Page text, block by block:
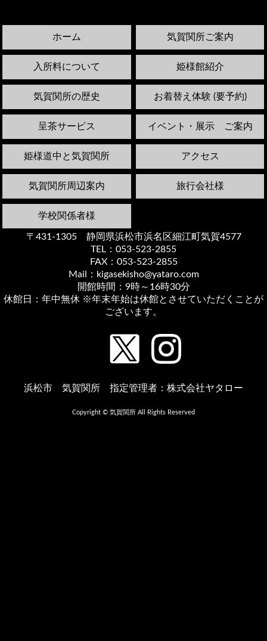
ホーム 気賀関所ご案内
入所料について 姫様館紹介
気賀関所の歴史 お着替え体験 (要予約)
呈茶サービス イベント・展示 ご案内
姫様道中と気賀関所 アクセス
気賀関所周辺案内 旅行会社様
学校関係者様
〒431-1305 静岡県浜松市浜名区細江町気賀4577
TEL：053-523-2855
FAX：053-523-2855
Mail：kigasekisho@yataro.com
開館時間：9時～16時30分
休館日：年中無休 ※年末年始は休館とさせていただくことが
ございます。
浜松市 気賀関所 指定管理者：株式会社ヤタロー
Copyright © 気賀関所 All Rights Reserved